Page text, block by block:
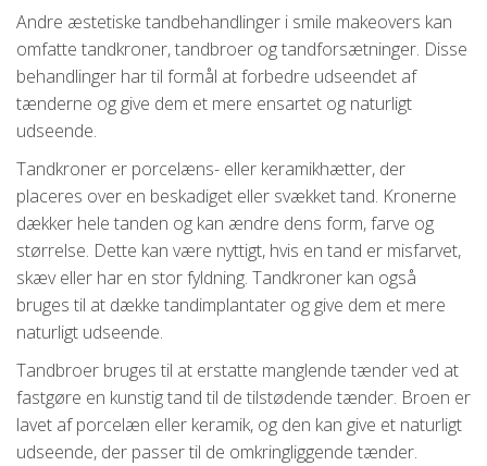
Andre æstetiske tandbehandlinger i smile makeovers kan
omfatte tandkroner, tandbroer og tandforsætninger. Disse
behandlinger har til formål at forbedre udseendet af
tænderne og give dem et mere ensartet og naturligt
udseende.
Tandkroner er porcelæns- eller keramikhætter, der
placeres over en beskadiget eller svækket tand. Kronerne
dækker hele tanden og kan ændre dens form, farve og
størrelse. Dette kan være nyttigt, hvis en tand er misfarvet,
skæv eller har en stor fyldning. Tandkroner kan også
bruges til at dække tandimplantater og give dem et mere
naturligt udseende.
Tandbroer bruges til at erstatte manglende tænder ved at
fastgøre en kunstig tand til de tilstødende tænder. Broen er
lavet af porcelæn eller keramik, og den kan give et naturligt
udseende, der passer til de omkringliggende tænder.